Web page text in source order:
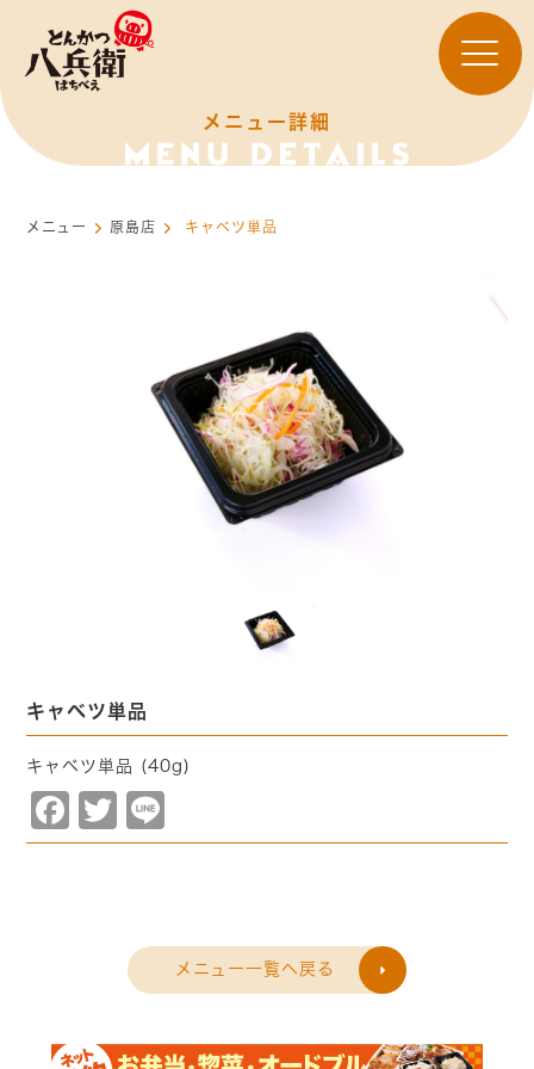
メニュー詳細
メニュー 原島店 キャベツ単品
キャベツ単品
キャベツ単品 (40g)
Facebook
Twitter
メニュー一覧へ戻る